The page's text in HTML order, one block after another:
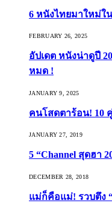
6 หนังไทยมาใหม่ใน
FEBRUARY 26, 2025
อัปเดต หนังน่าดูปี
หมด !
JANUARY 9, 2025
คนโสดตาร้อน! 10
JANUARY 27, 2019
5 “Channel สุดฮา
DECEMBER 28, 2018
แม่ก็คือแม่! รวบตึง